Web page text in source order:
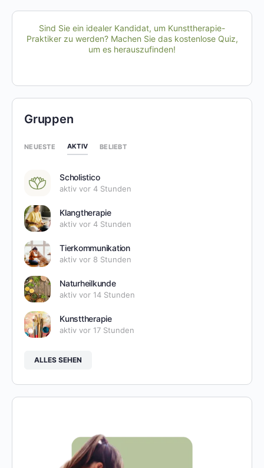
Sind Sie ein idealer Kandidat, um Kunsttherapie-
Praktiker zu werden? Machen Sie das kostenlose Quiz,
um es herauszufinden!
Gruppen
NEUESTE AKTIV BELIEBT
Scholistico
aktiv vor 4 Stunden
Klangtherapie
aktiv vor 4 Stunden
Tierkommunikation
aktiv vor 8 Stunden
Naturheilkunde
aktiv vor 14 Stunden
Kunsttherapie
aktiv vor 17 Stunden
ALLES SEHEN